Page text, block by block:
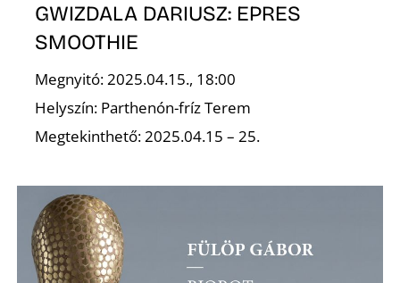
GWIZDALA DARIUSZ: EPRES
SMOOTHIE
Megnyitó: 2025.04.15., 18:00
Helyszín: Parthenón-fríz Terem
Megtekinthető: 2025.04.15 – 25.